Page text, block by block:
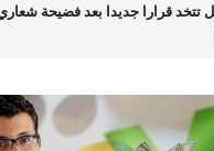
تتخد قرارا جديدا بعد فضيحة شعاري